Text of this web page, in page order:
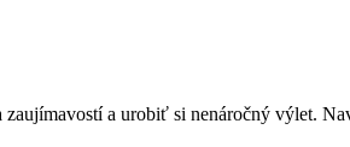
a urobiť si nenáročný výlet.